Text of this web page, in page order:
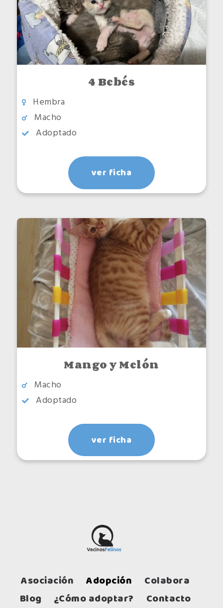
4 Bebés
Hembra
Macho
Adoptado
ver ficha
Mango y Melón
Macho
Adoptado
ver ficha
Asociación Adopción
Colabora
Blog
¿Cómo adoptar? Contacto